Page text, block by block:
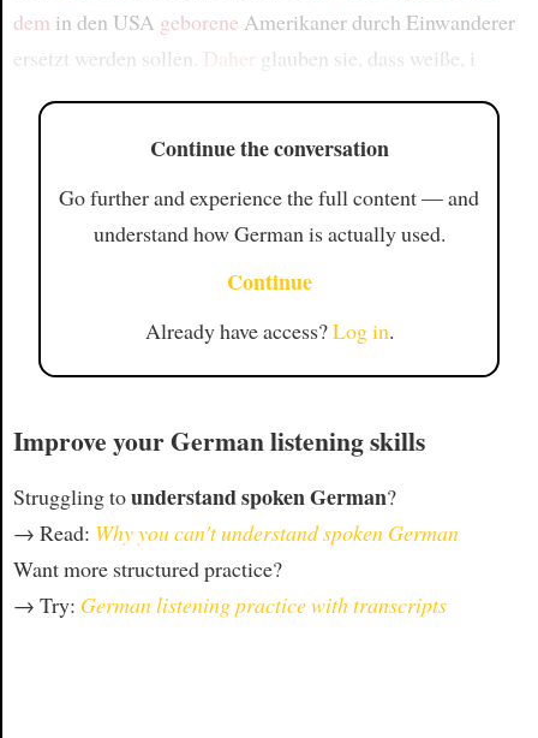
dem in den USA geborene Amerikaner durch Einwanderer
ersetzt werden sollen. Daher glauben sie, dass weiße, i
Continue the conversation
Go further and experience the full content — and
understand how German is actually used.
Continue
Already have access?Log in.
Improve your German listening skills
Struggling tounderstand spoken German?
→ Read: Why you can't understand spoken German
Want more structured practice?
→ Try: German listening practice with transcripts